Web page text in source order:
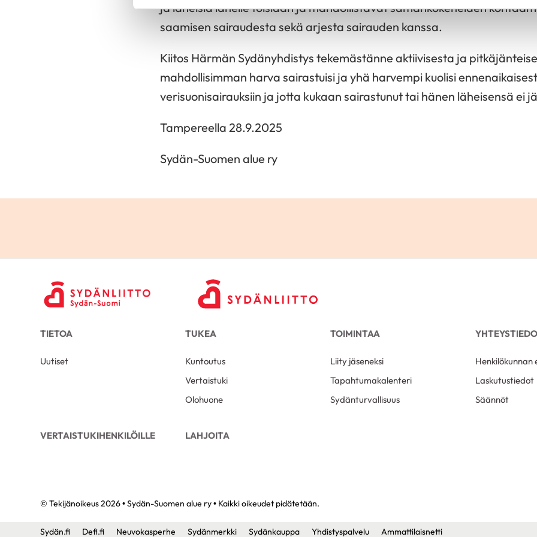
ja läheisiä lähelle toisiaan ja mahdollistavat samankokeneiden
saamisen sairaudesta sekä arjesta sairauden kanssa.
Kiitos Härmän Sydänyhdistys tekemästänne aktiivisesta ja
mahdollisimman harva sairastuisi ja yhä harvempi kuolisi
verisuonisairauksiin ja jotta kukaan sairastunut tai hänen läheisensä ei
Tampereella 28.9.2025
Sydän-Suomen alue ry
TIETOA
Uutiset
TUKEA
Kuntoutus
Vertaistuki
Olohuone
TOIMINTAA
Liity jäseneksi
Tapahtumakalenteri
Sydänturvallisuus
Henkilökunnan
Laskutustiedot
Säännöt
VERTAISTUKIHENKILÖILLE LAHJOITA
© Tekijänoikeus 2026 • Sydän-Suomen alue ry • Kaikki oikeudet pidätetään.
Sydän.fi Defi.fi Neuvokasperhe Sydänmerkki Sydänkauppa Yhdistyspalvelu Ammattilaisnetti